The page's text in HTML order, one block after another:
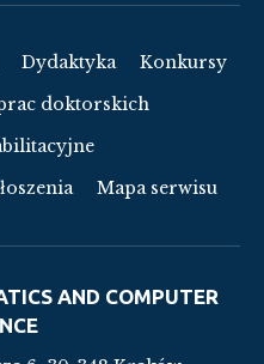
Dydaktyka
Konkursy
doktorskich
Mapa serwisu
AND COMPUTER